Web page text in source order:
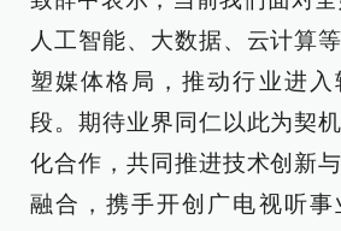
人工智能、大数据、云计算
塑媒体格局，推动行业进入
段。期待业界同仁以此为契
化合作，共同推进技术创新
融合，携手开创广电视听事